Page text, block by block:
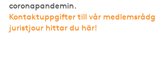
coronapandemin.
Kontaktuppgifter till vår
juristjour hittar du här!